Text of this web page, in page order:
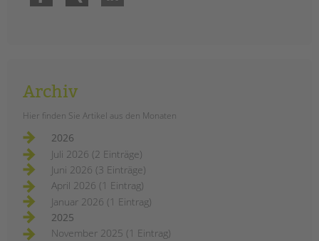
Archiv
Hier finden Sie Artikel aus den Monaten
2026
Juli 2026 (2 Einträge)
Juni 2026 (3 Einträge)
April 2026 (1 Eintrag)
Januar 2026 (1 Eintrag)
2025
November 2025 (1 Eintrag)